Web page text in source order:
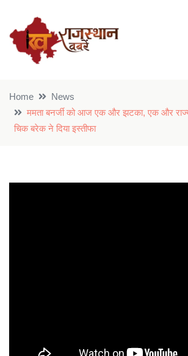
Home
News
ममता बनर्जी को आज एक और झटका, एक और
चिक बरेक ने दिया इस्तीफा